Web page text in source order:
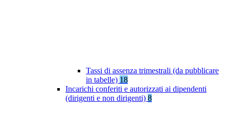
Tassi di assenza trimestrali (da pubblicare
in tabelle) 18
Incarichi conferiti e autorizzati ai dipendenti
(dirigenti e non dirigenti) 8